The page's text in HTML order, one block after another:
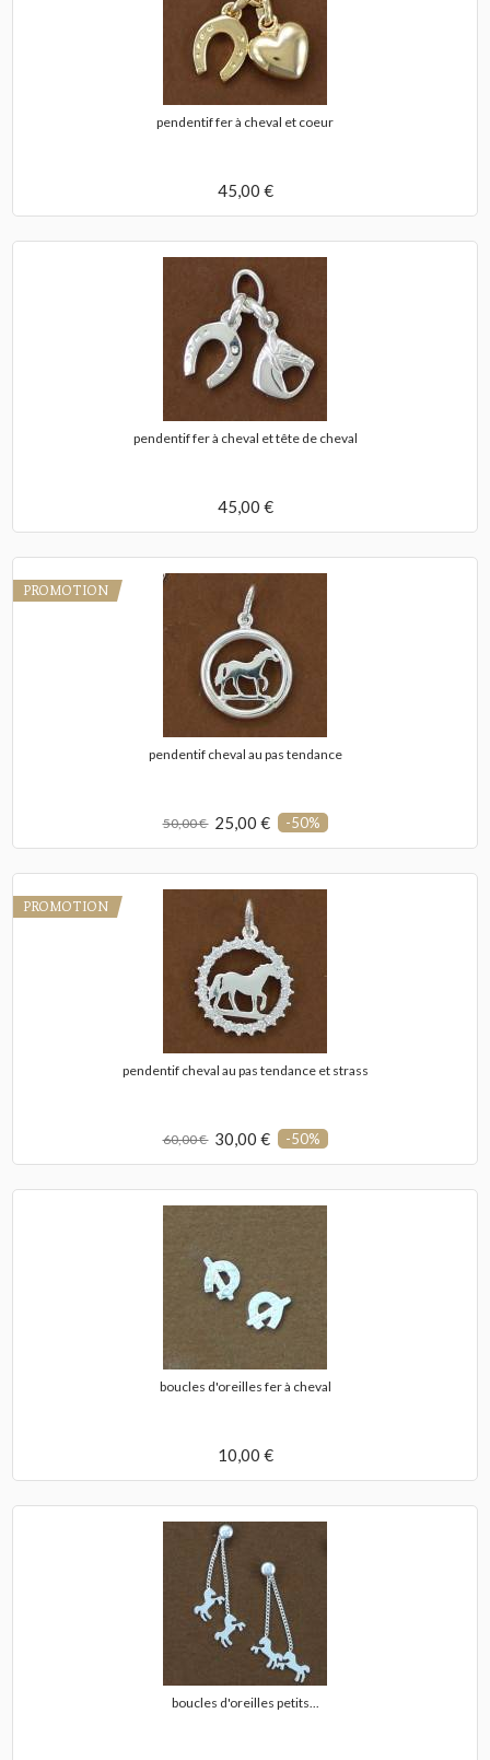
pendentif fer à cheval et coeur
45,00 €
pendentif fer à cheval et tête de cheval
45,00 €
PROMOTION
pendentif cheval au pas tendance
50,00 € 25,00 € -50%
PROMOTION
pendentif cheval au pas tendance et strass
60,00 € 30,00 € -50%
boucles d'oreilles fer à cheval
10,00 €
boucles d'oreilles petits...